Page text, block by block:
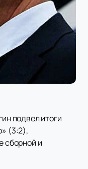
подвел итоги
(3:2),
сборной и